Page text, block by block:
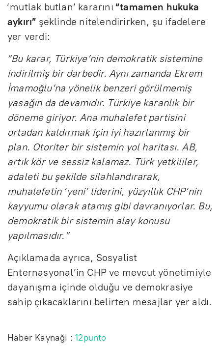
‘mutlak butlan’ kararını“tamamen hukuka
aykırı” şeklinde nitelendirirken, şu ifadelere
yer verdi:
“Bu karar, Türkiye’nin demokratik sistemine
indirilmiş bir darbedir. Aynı zamanda Ekrem
İmamoğlu’na yönelik benzeri görülmemiş
yasağın da devamıdır. Türkiye karanlık bir
döneme giriyor. Ana muhalefet partisini
ortadan kaldırmak için iyi hazırlanmış bir
plan. Otoriter bir sistemin yol haritası. AB,
artık kör ve sessiz kalamaz. Türk yetkililer,
adaleti bu şekilde silahlandırarak,
muhalefetin ‘yeni’ liderini, yüzyıllık CHP’nin
kayyumu olarak atamış gibi davranıyorlar. Bu,
demokratik bir sistemin alay konusu
yapılmasıdır.”
Açıklamada ayrıca, Sosyalist
Enternasyonal’in CHP ve mevcut yönetimiyle
dayanışma içinde olduğu ve demokrasiye
sahip çıkacaklarını belirten mesajlar yer aldı.
Haber Kaynağı :12punto